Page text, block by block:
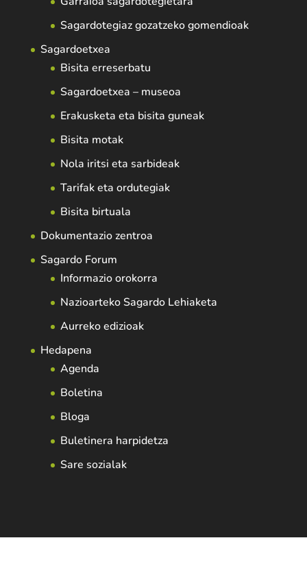
Sagardotegiaz gozatzeko gomendioak
Sagardoetxea
Bisita erreserbatu
Sagardoetxea – museoa
Erakusketa eta bisita guneak
Bisita motak
Nola iritsi eta sarbideak
Tarifak eta ordutegiak
Bisita birtuala
Dokumentazio zentroa
Sagardo Forum
Informazio orokorra
Nazioarteko Sagardo Lehiaketa
Aurreko edizioak
Hedapena
Agenda
Boletina
Bloga
Buletinera harpidetza
Sare sozialak